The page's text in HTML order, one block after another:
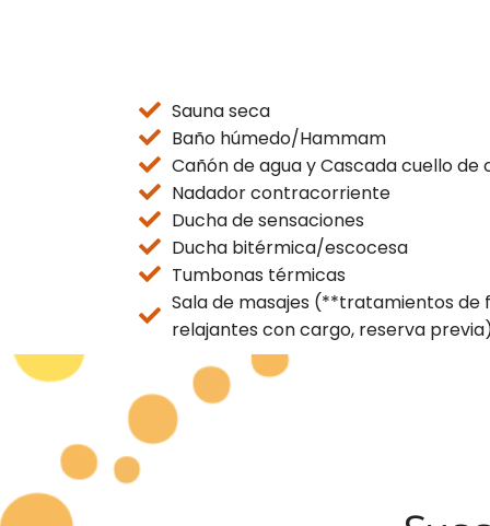
Sauna seca
Baño húmedo/Hammam
Cañón de agua y Cascada cuello de
Nadador contracorriente
Ducha de sensaciones
Ducha bitérmica/escocesa
Tumbonas térmicas
Sala de masajes (**tratamientos de
relajantes con cargo, reserva